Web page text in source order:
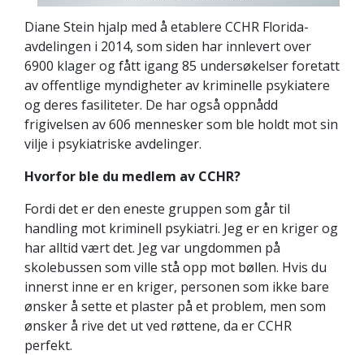
Diane Stein hjalp med å etablere CCHR Florida-
avdelingen i 2014, som siden har innlevert over
6900 klager og fått igang 85 undersøkelser foretatt
av offentlige myndigheter av kriminelle psykiatere
og deres fasiliteter. De har også oppnådd
frigivelsen av 606 mennesker som ble holdt mot sin
vilje i psykiatriske avdelinger.
Hvorfor ble du medlem av CCHR?
Fordi det er den eneste gruppen som går til
handling mot kriminell psykiatri. Jeg er en kriger og
har alltid vært det. Jeg var ungdommen på
skolebussen som ville stå opp mot bøllen. Hvis du
innerst inne er en kriger, personen som ikke bare
ønsker å sette et plaster på et problem, men som
ønsker å rive det ut ved røttene, da er CCHR
perfekt.